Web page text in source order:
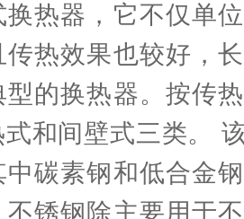
换热器，它不仅单
热效果也较好，
型的换热器。按传
和间壁式三类。
碳素钢和低合金
不锈钢除主要用于